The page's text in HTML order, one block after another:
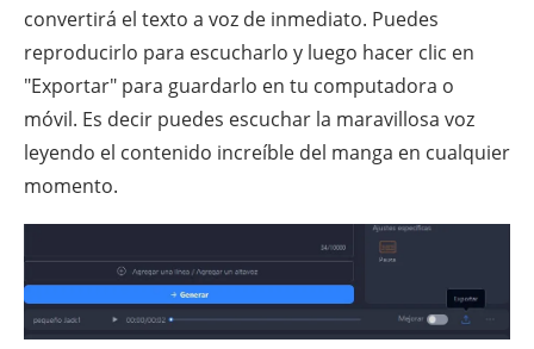
convertirá el texto a voz de inmediato. Puedes
reproducirlo para escucharlo y luego hacer clic en
"Exportar" para guardarlo en tu computadora o
móvil. Es decir puedes escuchar la maravillosa voz
leyendo el contenido increíble del manga en cualquier
momento.